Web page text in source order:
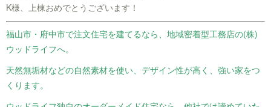
K様、上棟おめでとうございます！
福山市・府中市で注文住宅を建てるなら、地域密着型工務店の(株)
ウッドライフへ。
天然無垢材などの自然素材を使い、デザイン性が高く、強い家をつ
くります。